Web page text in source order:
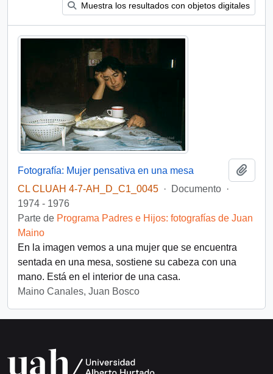
Muestra los resultados con objetos digitales
Fotografía: Mujer pensativa en una mesa
CL CLUAH 4-7-AH_D_C1_0045 · Documento ·
1974 - 1976
Parte de Programa Padres e Hijos: fotografías de Juan
Maino
En la imagen vemos a una mujer que se encuentra
sentada en una mesa, sostiene su cabeza con una
mano. Está en el interior de una casa.
Maino Canales, Juan Bosco